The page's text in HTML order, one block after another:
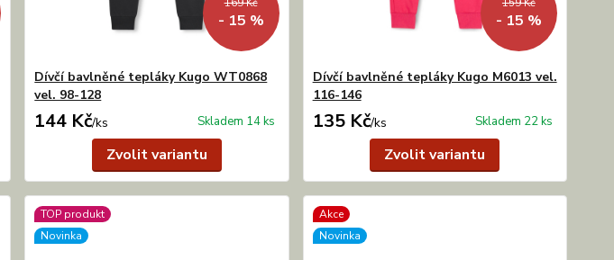
- 15 %
Dívčí bavlněné tepláky Kugo WT0868
vel. 98-128
144 Kč/ks Skladem 14 ks
Zvolit variantu
- 15 %
Dívčí bavlněné tepláky Kugo M6013 vel.
116-146
135 Kč/ks Skladem 22 ks
Zvolit variantu
TOP produkt
Novinka
Akce
Novinka